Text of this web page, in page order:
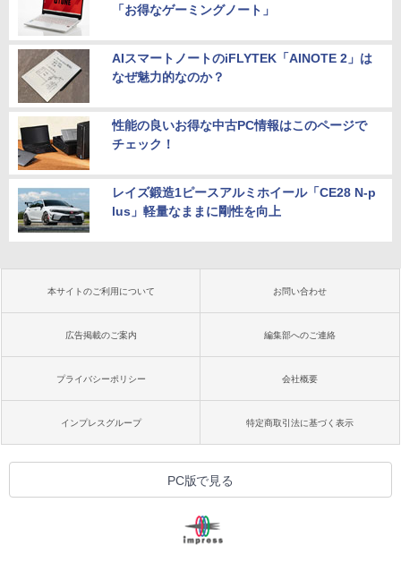
「お得なゲーミングノート」
AIスマートノートのiFLYTEK「AINOTE 2」は
なぜ魅力的なのか？
性能の良いお得な中古PC情報はこのページで
チェック！
レイズ鍛造1ピースアルミホイール「CE28 N-p
lus」軽量なままに剛性を向上
本サイトのご利用について お問い合わせ
広告掲載のご案内 編集部へのご連絡
プライバシーポリシー 会社概要
インプレスグループ 特定商取引法に基づく表示
PC版で見る